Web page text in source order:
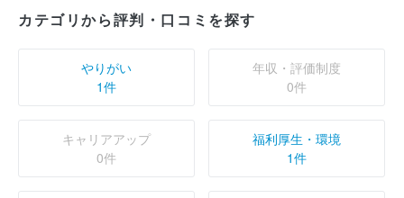
カテゴリから評判・口コミを探す
やりがい
1件
年収・評価制度
0件
キャリアアップ
0件
福利厚生・環境
1件